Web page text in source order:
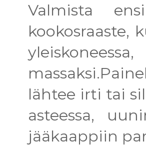
Valmista
kookosraaste,
lähtee irti tai
asteessa,
jääkaappiin